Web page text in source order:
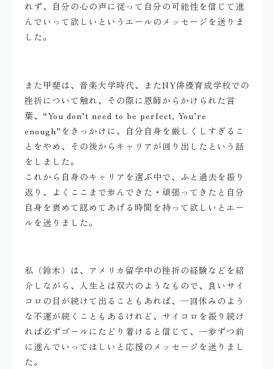
れず、自分の心の声に従って自分の可能性を信じて進
んでいって欲しいというエールのメッセージを送りま
した。
また甲斐は、音楽大学時代、またNY俳優育成学校での
挫折について触れ、その際に恩師からかけられた言
葉、“You don’t need to be perfect, You’re
enough”をきっかけに、自分自身を厳しくしすぎるこ
とをやめ、その後からキャリアが回り出したという話
をしました。
これから自身のキャリアを選ぶ中で、ふと過去を振り
返り、よくここまで歩んできた・頑張ってきたと自分
自身を褒めて認めてあげる時間を持って欲しいとエー
ルを送りました。
私（鈴木）は、アメリカ留学中の挫折の経験などを紹
介しながら、人生とは双六のようなもので、良いサイ
コロの目が続けて出ることもあれば、一回休みのよう
な不運が続くこともあるけれど、サイコロを振り続け
れば必ずゴールにたどり着けると信じて、一歩ずつ前
に進んでいってほしいと応援のメッセージを送りまし
た。